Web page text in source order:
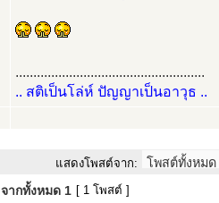
.....................................................
.. สติเป็นโล่ห์ ปัญญาเป็นอาวุธ ..
แสดงโพสต์จาก:
จากทั้งหมด 1 [ 1 โพสต์ ]